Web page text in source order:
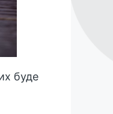
буде